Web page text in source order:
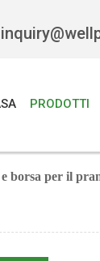
PRODOTTI
borsa per il